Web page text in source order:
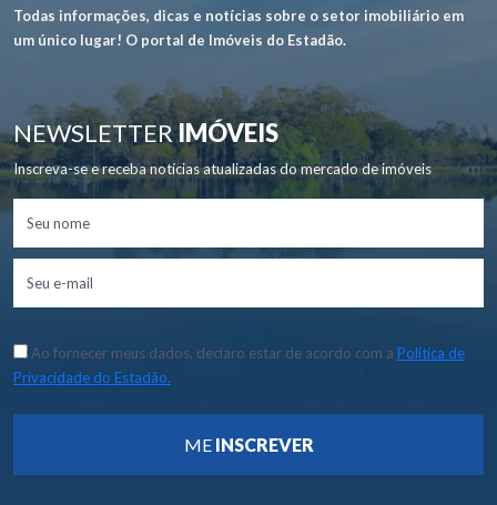
Todas informações, dicas e notícias sobre o setor imobiliário em
um único lugar! O portal de Imóveis do Estadão.
NEWSLETTERIMÓVEIS
Inscreva-se e receba notícias atualizadas do mercado de imóveis
Ao fornecer meus dados, declaro estar de acordo com a Política de
Privacidade do Estadão.
ME INSCREVER